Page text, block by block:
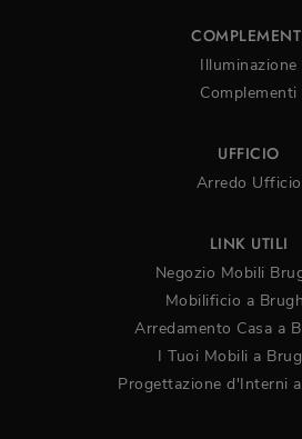
Illuminazione
Complementi
UFFICIO
Arredo Ufficio
LINK UTILI
Negozio Mobili
Mobilificio a
Arredamento Casa a
I Tuoi Mobili a
Progettazione d'Interni